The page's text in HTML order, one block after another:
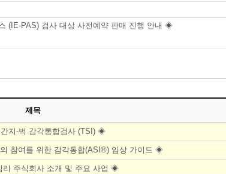
(IE-PAS) 검사 대상 사전예약 판매 진행 안내 ◈
제목
지-벅 감각통합검사 (TSI) ◈
참여를 위한 감각통합(ASI®) 임상 가이드 ◈
주식회사 소개 및 주요 사업 ◈